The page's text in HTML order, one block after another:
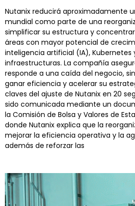
Nutanix reducirá aproximadamente
mundial como parte de una
simplificar su estructura y
áreas con mayor potencial de
inteligencia artificial (IA), Kubernetes
infraestructuras. La compañía
responde a una caída del negocio,
ganar eficiencia y acelerar su
claves del ajuste de Nutanix en 20
sido comunicada mediante un
la Comisión de Bolsa y Valores de
donde Nutanix explica que la
mejorar la eficiencia operativa y la
además de reforzar las